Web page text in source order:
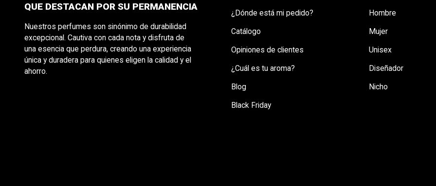
QUE DESTACAN POR SU PERMANENCIA
Nuestros perfumes son sinónimo de durabilidad
excepcional. Cautiva con cada nota y disfruta de
una esencia que perdura, creando una experiencia
única y duradera para quienes eligen la calidad y el
ahorro.
¿Dónde está mi pedido?
Catálogo
Opiniones de clientes
¿Cuál es tu aroma?
Blog
Black Friday
Hombre
Mujer
Unisex
Diseñador
Nicho